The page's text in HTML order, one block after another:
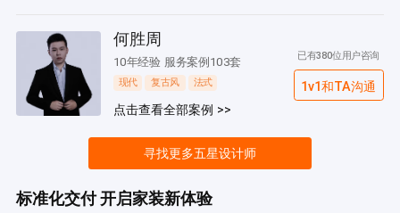
何胜周
10年经验 服务案例103套
现代 复古风 法式
点击查看全部案例 >>
已有380位用户咨询
1v1和TA沟通
寻找更多五星设计师
标准化交付 开启家装新体验